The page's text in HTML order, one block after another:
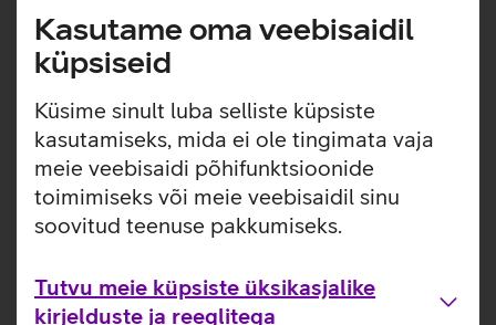
Kasutame oma veebisaidil
küpsiseid
Küsime sinult luba selliste küpsiste
kasutamiseks, mida ei ole tingimata vaja
meie veebisaidi põhifunktsioonide
toimimiseks või meie veebisaidil sinu
soovitud teenuse pakkumiseks.
Tutvu meie küpsiste üksikasjalike
kirjelduste ja reeglitega
Lisainfo
Keskkonnasõbralik alternatiiv uuele seadmele.
21,5-tollise ereda ja värvika ekraaniga ning elegantse
disainiga Apple iMac töötab kiirel ning võimekal
kahetuumalisel Intel Core i5 protsessoril. 8 GB põhimälu
ning 1 TB mahuga HDD kõvaketas pakuvad rikkalikku
salvestamisruumi sinu piltidele, videotele ning arvukatele
rakendustele. Arvuti töötab macOS Big Sur
operatsioonisüsteemil.
sellele kehtib aastane garantii.